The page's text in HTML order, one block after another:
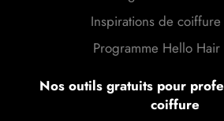
Inspirations de
Programme Hello Hair
Nos outils gratuits pour
coiffure